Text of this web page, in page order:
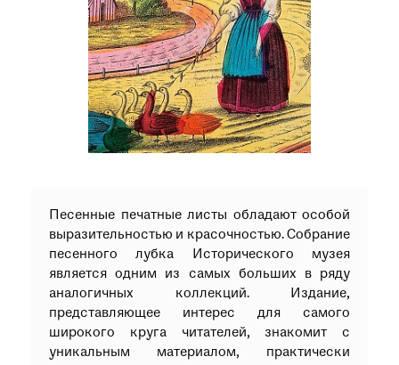
Опрос о качестве работы музея
Просим вас пройти опрос
о качестве работы музея. Ваше
мнение поможет нам стать лучше!
Пройти опрос
Песенные печатные листы обладают особой
выразительностью и красочностью. Собрание
песенного лубка Исторического музея
является одним из самых больших в ряду
аналогичных коллекций. Издание,
представляющее интерес для самого
широкого круга читателей, знакомит с
уникальным материалом, практически